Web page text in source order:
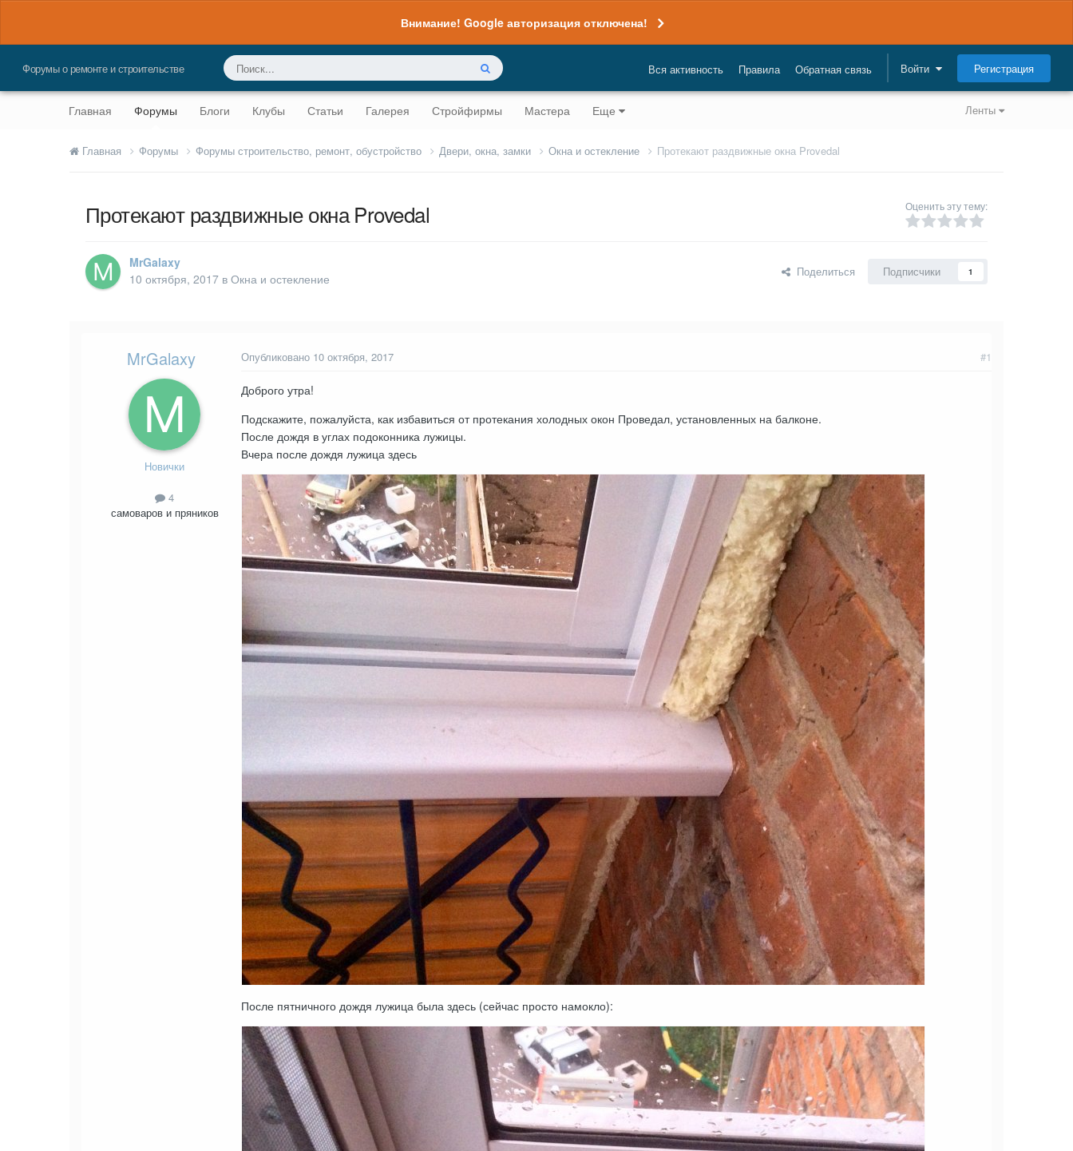
Внимание! Google авторизация отключена!
Форумы о ремонте и строительстве Вся активность Правила Обратная связь Войти Регистрация
Ленты
Главная Форумы Блоги Клубы Статьи Галерея Стройфирмы Мастера Еще
Главная Форумы Форумы строительство, ремонт, обустройство Двери, окна, замки Окна и остекление Протекают раздвижные окна Provedal
Протекают раздвижные окна Provedal Оценить эту тему:
MrGalaxy
10 октября, 2017 в Окна и остекление Поделиться Подписчики 1
MrGalaxy
Новички
4
самоваров и пряников
#1
Опубликовано 10 октября, 2017
Доброго утра!
Подскажите, пожалуйста, как избавиться от протекания холодных окон Проведал, установленных на балконе.
После дождя в углах подоконника лужицы.
Вчера после дождя лужица здесь
После пятничного дождя лужица была здесь (сейчас просто намокло):